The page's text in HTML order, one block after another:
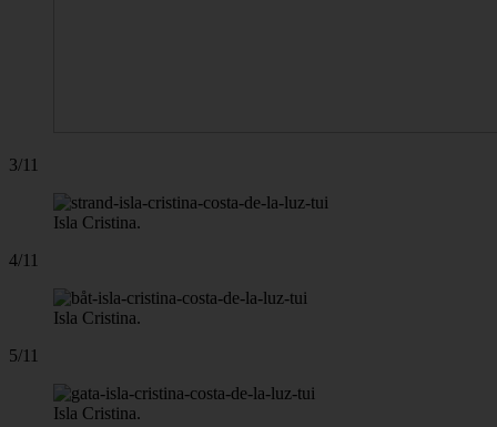
3/11
Isla Cristina.
4/11
Isla Cristina.
5/11
Isla Cristina.